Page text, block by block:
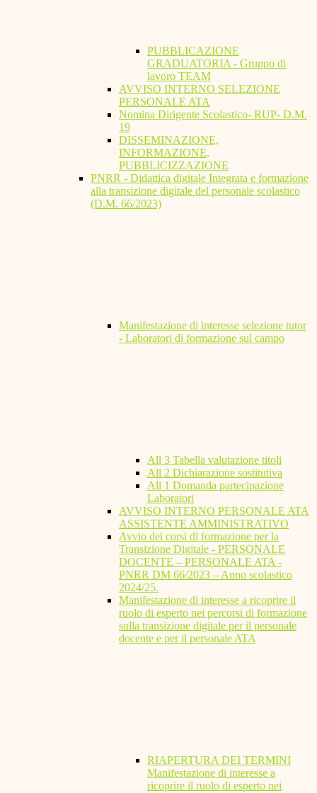
PUBBLICAZIONE
GRADUATORIA - Gruppo di
lavoro TEAM
AVVISO INTERNO SELEZIONE
PERSONALE ATA
Nomina Dirigente Scolastico- RUP- D.M.
19
DISSEMINAZIONE,
INFORMAZIONE,
PUBBLICIZZAZIONE
PNRR - Didattica digitale Integrata e formazione
alla transizione digitale del personale scolastico
(D.M. 66/2023)
Manifestazione di interesse selezione tutor
- Laboratori di formazione sul campo
All 3 Tabella valutazione titoli
All 2 Dichiarazione sostitutiva
All 1 Domanda partecipazione
Laboratori
AVVISO INTERNO PERSONALE ATA
ASSISTENTE AMMINISTRATIVO
Avvio dei corsi di formazione per la
Transizione Digitale - PERSONALE
DOCENTE – PERSONALE ATA -
PNRR DM 66/2023 – Anno scolastico
2024/25.
Manifestazione di interesse a ricoprire il
ruolo di esperto nei percorsi di formazione
sulla transizione digitale per il personale
docente e per il personale ATA
RIAPERTURA DEI TERMINI
Manifestazione di interesse a
ricoprire il ruolo di esperto nei